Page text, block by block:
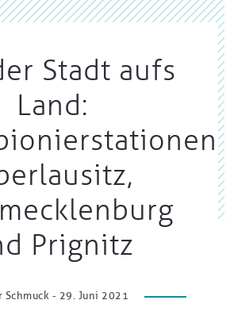
Stadt aufs
Land:
Prignitz
Schmuck - 29. Juni 2021